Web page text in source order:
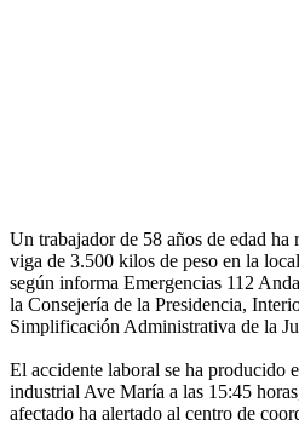
Un trabajador de 58 años de edad ha
viga de 3.500 kilos de peso en la
según informa Emergencias 112
la Consejería de la Presidencia,
Simplificación Administrativa de la
El accidente laboral se ha producido
industrial Ave María a las 15:45
afectado ha alertado al centro de